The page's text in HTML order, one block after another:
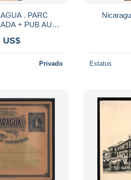
. PARC
+ PUB AU
" NON ECRITE
US$
Privado Estatus